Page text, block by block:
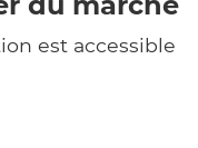
est accessible